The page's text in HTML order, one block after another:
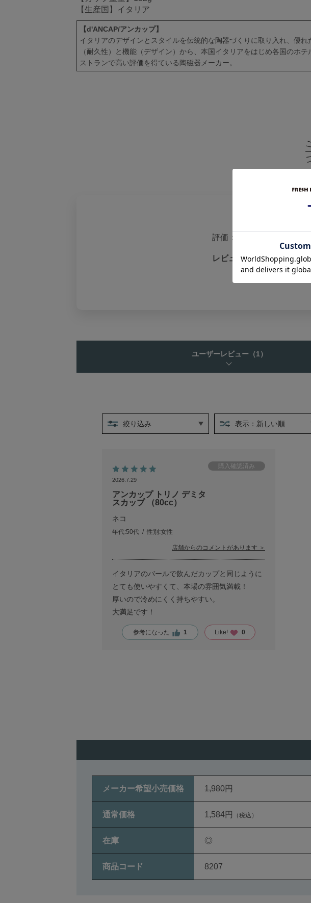
【生産国】イタリア
【d'ANCAP/アンカップ】
イタリアのデザインとスタイルを伝統的な陶器づくりに取り入れ、優れ
（耐久性）と機能（デザイン）から、本国イタリアをはじめ各国のホテ
ストランで高い評価を得ている陶磁器メーカー。
評価：
レビュー数：1
ユーザーレビュー （1）
絞り込み 表示：新しい順
2026.7.29
アンカップ トリノ デミタ
スカップ （80cc）
ネコ
年代:50代 性別:女性
店舗からのコメントがあります ＞
イタリアのバールで飲んだカップと同じように
とても使いやすくて、本場の雰囲気満載！
厚いので冷めにくく持ちやすい。
大満足です！
参考になった 1 Like! 0
メーカー希望小売価格 1,980円
通常価格 1,584円 （税込）
在庫 ◎
商品コード 8207